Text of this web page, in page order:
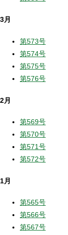
3月
第573号
第574号
第575号
第576号
2月
第569号
第570号
第571号
第572号
1月
第565号
第566号
第567号